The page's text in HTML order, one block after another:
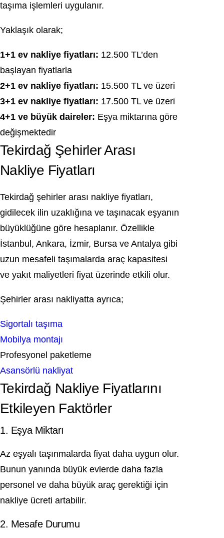
taşıma işlemleri uygulanır.
Yaklaşık olarak;
1+1 ev nakliye fiyatları: 12.500 TL’den
başlayan fiyatlarla
2+1 ev nakliye fiyatları: 15.500 TL ve üzeri
3+1 ev nakliye fiyatları: 17.500 TL ve üzeri
4+1 ve büyük daireler: Eşya miktarına göre
değişmektedir
Tekirdağ Şehirler Arası
Nakliye Fiyatları
Tekirdağ şehirler arası nakliye fiyatları,
gidilecek ilin uzaklığına ve taşınacak eşyanın
büyüklüğüne göre hesaplanır. Özellikle
İstanbul, Ankara, İzmir, Bursa ve Antalya gibi
uzun mesafeli taşımalarda araç kapasitesi
ve yakıt maliyetleri fiyat üzerinde etkili olur.
Şehirler arası nakliyatta ayrıca;
Sigortalı taşıma
Mobilya montajı
Profesyonel paketleme
Asansörlü nakliyat
Tekirdağ Nakliye Fiyatlarını
Etkileyen Faktörler
1. Eşya Miktarı
Az eşyalı taşınmalarda fiyat daha uygun olur.
Bunun yanında büyük evlerde daha fazla
personel ve daha büyük araç gerektiği için
nakliye ücreti artabilir.
2. Mesafe Durumu